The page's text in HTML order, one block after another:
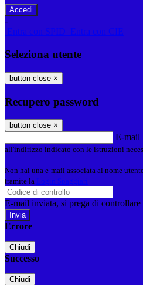
-
Entra con SPID
Entra con CIE
Seleziona utente
button close ×
Recupero password
button close ×
E-mail
all'indirizzo indicato con le istruzioni
Non hai una e-mail associata al nome
tramite la Login Spaggiari
E-mail inviata, si prega di controllare
Errore
Chiudi
Successo
Chiudi